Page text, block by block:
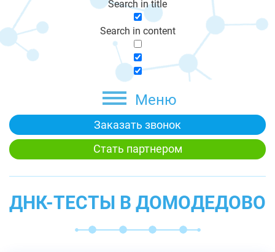
Search in title
Search in content
Меню
Заказать звонок
Стать партнером
ДНК-ТЕСТЫ В ДОМОДЕДОВО